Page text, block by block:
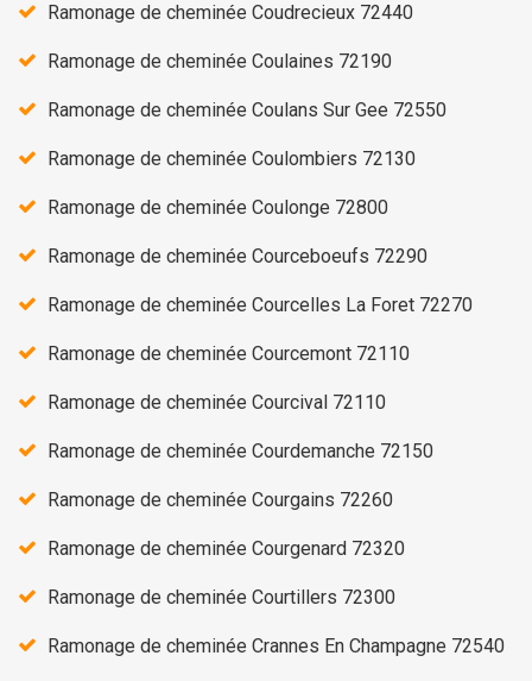
Ramonage de cheminée Coudrecieux 72440
Ramonage de cheminée Coulaines 72190
Ramonage de cheminée Coulans Sur Gee 72550
Ramonage de cheminée Coulombiers 72130
Ramonage de cheminée Coulonge 72800
Ramonage de cheminée Courceboeufs 72290
Ramonage de cheminée Courcelles La Foret 72270
Ramonage de cheminée Courcemont 72110
Ramonage de cheminée Courcival 72110
Ramonage de cheminée Courdemanche 72150
Ramonage de cheminée Courgains 72260
Ramonage de cheminée Courgenard 72320
Ramonage de cheminée Courtillers 72300
Ramonage de cheminée Crannes En Champagne 72540